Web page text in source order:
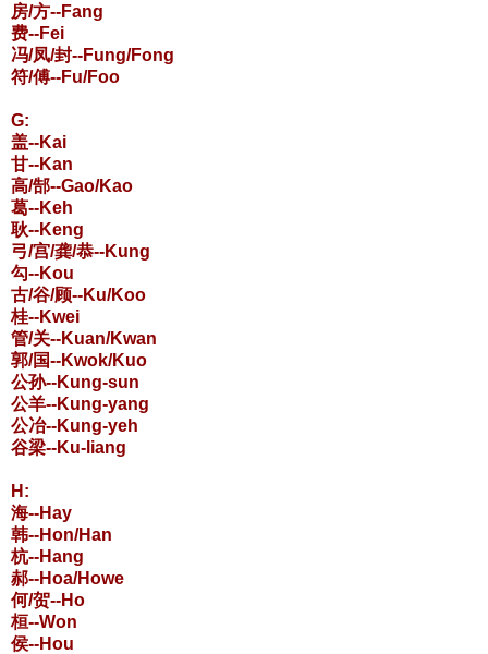
房/方--Fang
费--Fei
冯/凤/封--Fung/Fong
符/傅--Fu/Foo
G:
盖--Kai
甘--Kan
高/郜--Gao/Kao
葛--Keh
耿--Keng
弓/宫/龚/恭--Kung
勾--Kou
古/谷/顾--Ku/Koo
桂--Kwei
管/关--Kuan/Kwan
郭/国--Kwok/Kuo
公孙--Kung-sun
公羊--Kung-yang
公冶--Kung-yeh
谷梁--Ku-liang
H:
海--Hay
韩--Hon/Han
杭--Hang
郝--Hoa/Howe
何/贺--Ho
桓--Won
侯--Hou